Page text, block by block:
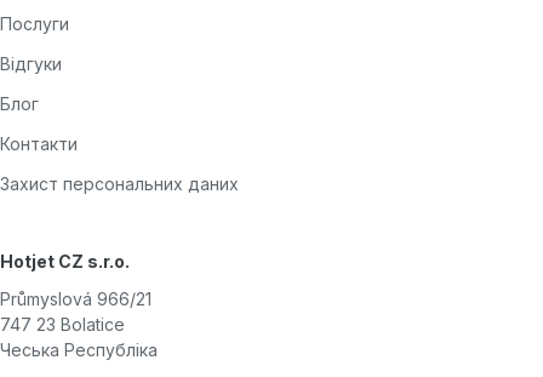
Послуги
Відгуки
Блог
Контакти
Захист персональних даних
Hotjet CZ s.r.o.
Průmyslová 966/21
747 23 Bolatice
Чеська Республіка